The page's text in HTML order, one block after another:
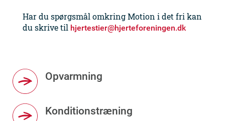
Har du spørgsmål omkring Motion i det fri kan
du skrive til hjertestier@hjerteforeningen.dk
Opvarmning
Konditionstræning